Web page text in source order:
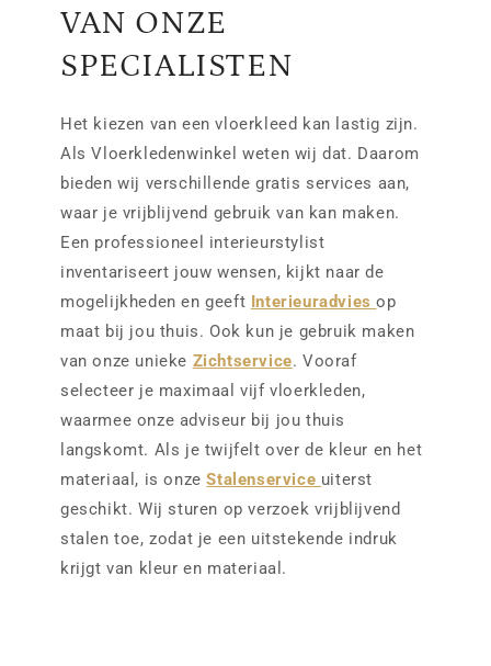
VAN ONZE
SPECIALISTEN
Het kiezen van een vloerkleed kan lastig zijn.
Als Vloerkledenwinkel weten wij dat. Daarom
bieden wij verschillende gratis services aan,
waar je vrijblijvend gebruik van kan maken.
Een professioneel interieurstylist
inventariseert jouw wensen, kijkt naar de
mogelijkheden en geeft Interieuradviesop
maat bij jou thuis. Ook kun je gebruik maken
van onze unieke Zichtservice. Vooraf
selecteer je maximaal vijf vloerkleden,
waarmee onze adviseur bij jou thuis
langskomt. Als je twijfelt over de kleur en het
materiaal, is onzeStalenservice uiterst
geschikt. Wij sturen op verzoek vrijblijvend
stalen toe, zodat je een uitstekende indruk
krijgt van kleur en materiaal.